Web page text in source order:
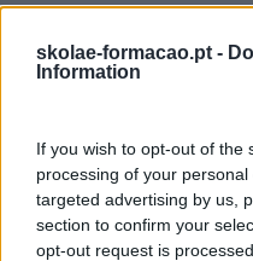
skolae-formacao.pt -
Information
If you wish to opt-out of the
processing of your
targeted advertising by us,
section to confirm your
opt-out request is
Keep In Mind
Liderança
Perspetivas
Pessoas
PORTO RH MEETING